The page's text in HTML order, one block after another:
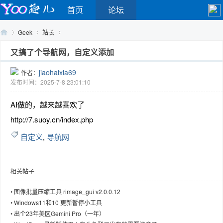
首页 论坛
Geek
›
站长
›
又搞了个导航网，自定义添加
作者： jiaohaixia69
发布时间：2025-7-8 23:01:10
AI做的，越来越喜欢了
http://7.suoy.cn/index.php
自定义, 导航网
相关帖子
• 图像批量压缩工具 rimage_gui v2.0.0.12
•Windows11和10 更新暂停小工具
• 出个23年美区Gemini Pro（一年）